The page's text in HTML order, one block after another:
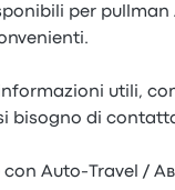
per
utili,
bisogno di
Auto-Travel /